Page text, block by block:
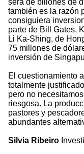
será de billones de
también es la razón
consiguiera
parte de Bill Gates,
Li Ka-Shing, de
75 millones de
inversión de
El cuestionamiento
totalmente
pero no
riesgosa. La
pastores y
abundantes
Silvia Ribeiro